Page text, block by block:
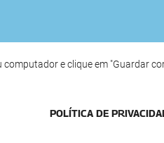
e clique em "Guardar
POLÍTICA DE